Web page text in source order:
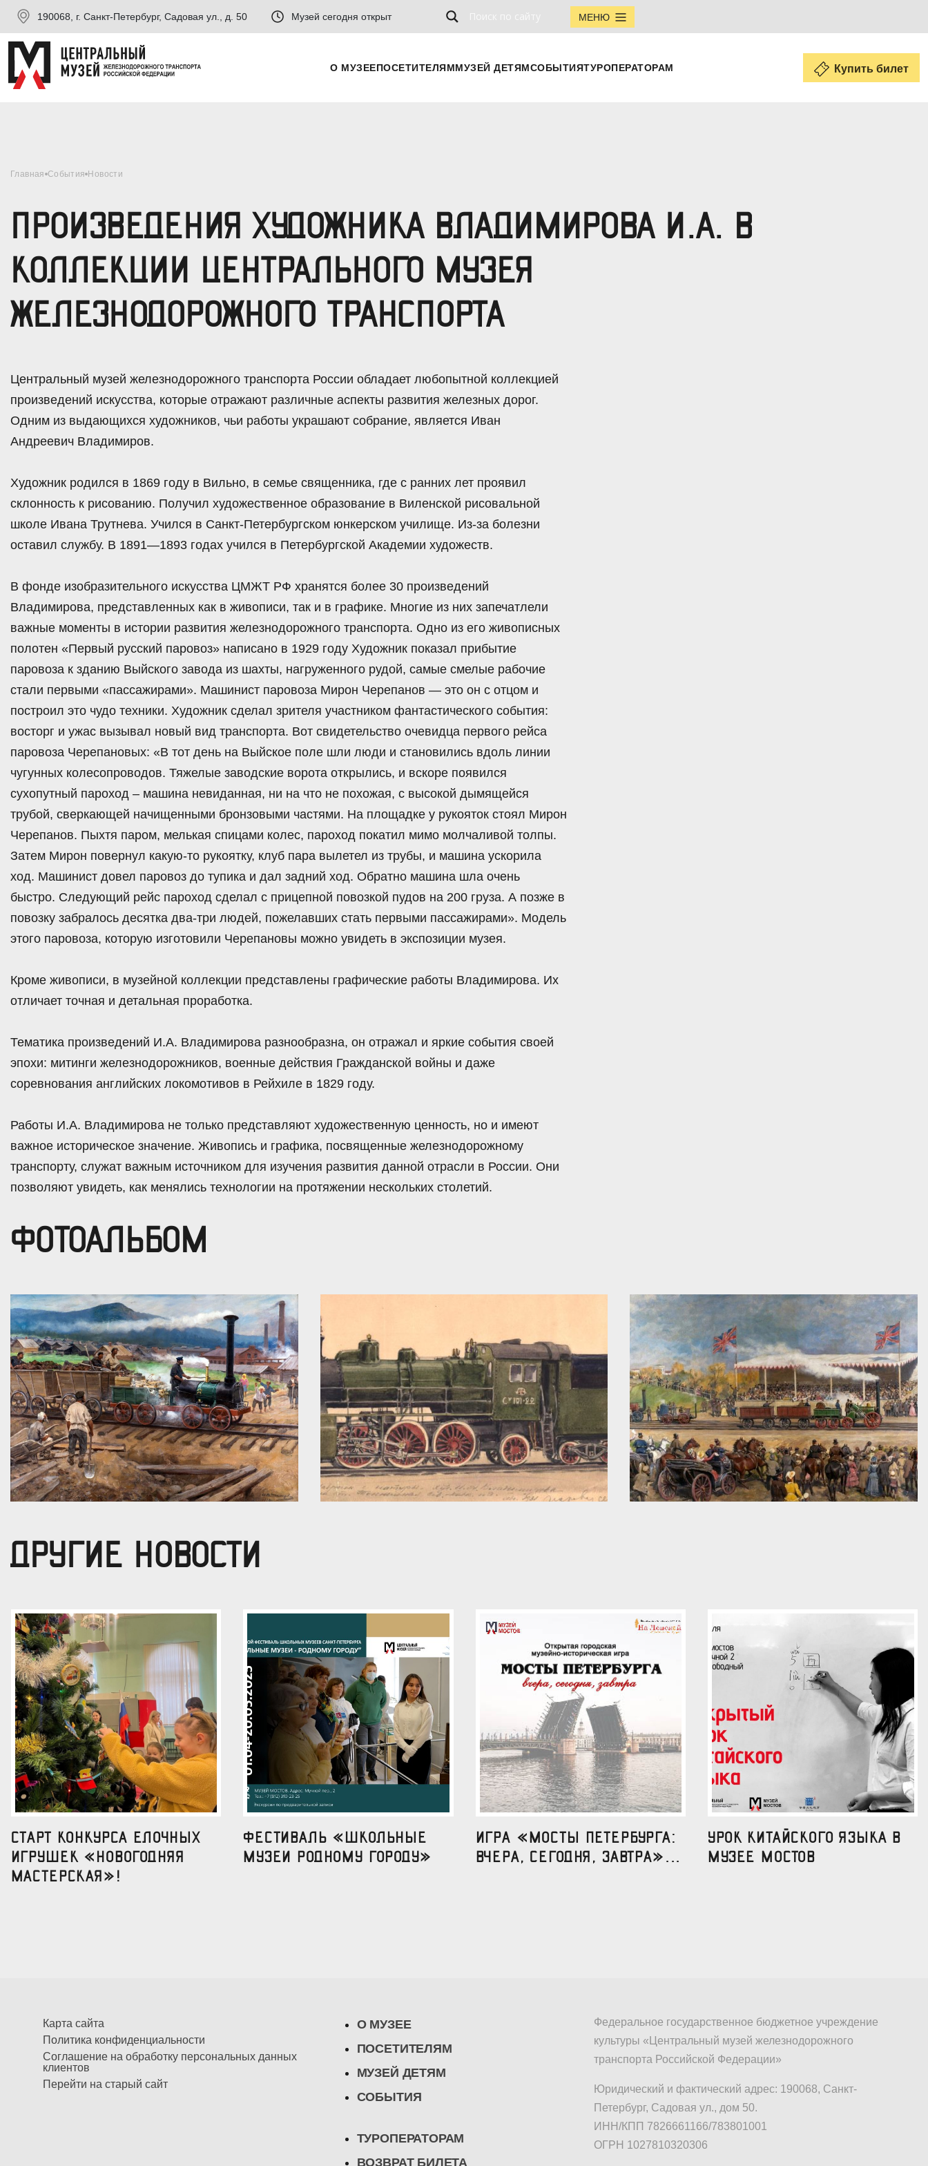
190068, г. Санкт-Петербург, Садовая ул., д. 50 Музей сегодня открыт МЕНЮ
О МУЗЕЕПОСЕТИТЕЛЯММУЗЕЙ ДЕТЯМСОБЫТИЯТУРОПЕРАТОРАМ Купить билет
Главная События Новости
ПРОИЗВЕДЕНИЯ ХУДОЖНИКА ВЛАДИМИРОВА И.А. В
КОЛЛЕКЦИИ ЦЕНТРАЛЬНОГО МУЗЕЯ
ЖЕЛЕЗНОДОРОЖНОГО ТРАНСПОРТА
Центральный музей железнодорожного транспорта России обладает любопытной коллекцией
произведений искусства, которые отражают различные аспекты развития железных дорог.
Одним из выдающихся художников, чьи работы украшают собрание, является Иван
Андреевич Владимиров.
Художник родился в 1869 году в Вильно, в семье священника, где с ранних лет проявил
склонность к рисованию. Получил художественное образование в Виленской рисовальной
школе Ивана Трутнева. Учился в Санкт-Петербургском юнкерском училище. Из-за болезни
оставил службу. В 1891—1893 годах учился в Петербургской Академии художеств.
В фонде изобразительного искусства ЦМЖТ РФ хранятся более 30 произведений
Владимирова, представленных как в живописи, так и в графике. Многие из них запечатлели
важные моменты в истории развития железнодорожного транспорта. Одно из его живописных
полотен «Первый русский паровоз» написано в 1929 году Художник показал прибытие
паровоза к зданию Выйского завода из шахты, нагруженного рудой, самые смелые рабочие
стали первыми «пассажирами». Машинист паровоза Мирон Черепанов — это он с отцом и
построил это чудо техники. Художник сделал зрителя участником фантастического события:
восторг и ужас вызывал новый вид транспорта. Вот свидетельство очевидца первого рейса
паровоза Черепановых: «В тот день на Выйское поле шли люди и становились вдоль линии
чугунных колесопроводов. Тяжелые заводские ворота открылись, и вскоре появился
сухопутный пароход – машина невиданная, ни на что не похожая, с высокой дымящейся
трубой, сверкающей начищенными бронзовыми частями. На площадке у рукояток стоял Мирон
Черепанов. Пыхтя паром, мелькая спицами колес, пароход покатил мимо молчаливой толпы.
Затем Мирон повернул какую-то рукоятку, клуб пара вылетел из трубы, и машина ускорила
ход. Машинист довел паровоз до тупика и дал задний ход. Обратно машина шла очень
быстро. Следующий рейс пароход сделал с прицепной повозкой пудов на 200 груза. А позже в
повозку забралось десятка два-три людей, пожелавших стать первыми пассажирами». Модель
этого паровоза, которую изготовили Черепановы можно увидеть в экспозиции музея.
Кроме живописи, в музейной коллекции представлены графические работы Владимирова. Их
отличает точная и детальная проработка.
Тематика произведений И.А. Владимирова разнообразна, он отражал и яркие события своей
эпохи: митинги железнодорожников, военные действия Гражданской войны и даже
соревнования английских локомотивов в Рейхиле в 1829 году.
Работы И.А. Владимирова не только представляют художественную ценность, но и имеют
важное историческое значение. Живопись и графика, посвященные железнодорожному
транспорту, служат важным источником для изучения развития данной отрасли в России. Они
позволяют увидеть, как менялись технологии на протяжении нескольких столетий.
ФОТОАЛЬБОМ
ДРУГИЕ НОВОСТИ
Старт конкурса елочных
игрушек «Новогодняя
мастерская»!
Фестиваль «Школьные
музеи родному городу»
Игра «Мосты Петербурга:
вчера, сегодня, завтра»...
УРОК КИТАЙСКОГО ЯЗЫКА В
МУЗЕЕ МОСТОВ
Карта сайта
Политика конфиденциальности
Соглашение на обработку персональных данных
клиентов
Перейти на старый сайт
О МУЗЕЕ
ПОСЕТИТЕЛЯМ
МУЗЕЙ ДЕТЯМ
СОБЫТИЯ
ТУРОПЕРАТОРАМ
ВОЗВРАТ БИЛЕТА
Федеральное государственное бюджетное учреждение
культуры «Центральный музей железнодорожного
транспорта Российской Федерации»
Юридический и фактический адрес: 190068, Санкт-
Петербург, Садовая ул., дом 50.
ИНН/КПП 7826661166/783801001
ОГРН 1027810320306